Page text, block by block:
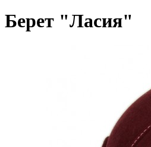
Берет "Ласия"